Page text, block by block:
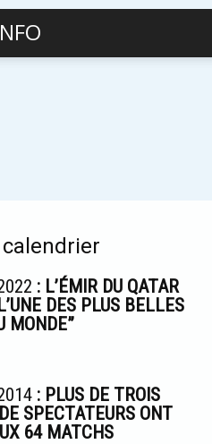
: L’ÉMIR DU QATAR
DES PLUS BELLES
MONDE”
: PLUS DE TROIS
SPECTATEURS ONT
64 MATCHS